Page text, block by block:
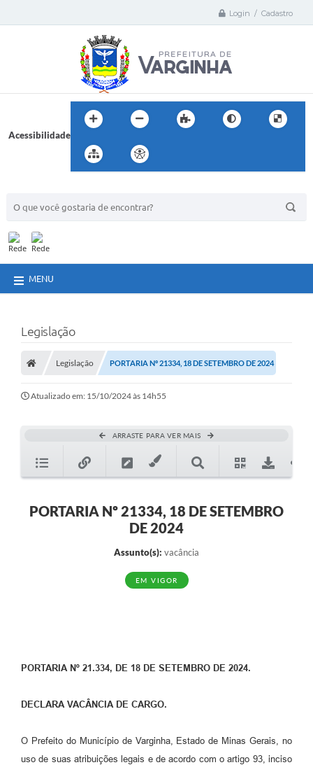
Login / Cadastro
Acessibilidade
MENU
Legislação
Legislação PORTARIA Nº 21334, 18 DE SETEMBRO DE 2024
Atualizado em: 15/10/2024 às 14h55
ARRASTE PARA VER MAIS
PORTARIA Nº 21334, 18 DE SETEMBRO
DE 2024
Assunto(s): vacância
EM VIGOR
PORTARIA Nº 21.334, DE 18 DE SETEMBRO DE 2024.
DECLARA VACÂNCIA DE CARGO.
O Prefeito do Município de Varginha, Estado de Minas Gerais, no
uso de suas atribuições legais e de acordo com o artigo 93, inciso